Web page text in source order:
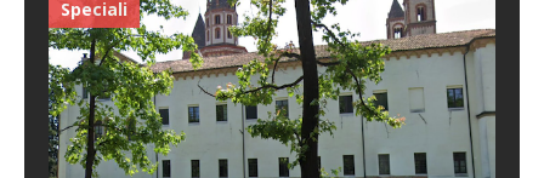
Speciali